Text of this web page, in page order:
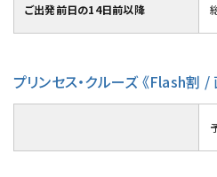
ご出発前日の14日前以降
プリンセス・クルーズ 《Flash割 /